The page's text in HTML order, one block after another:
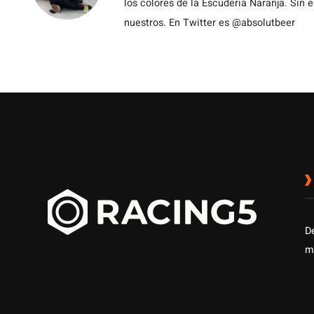
los colores de la Escuderia Naranja. Sin
nuestros. En Twitter es @absolutbeer